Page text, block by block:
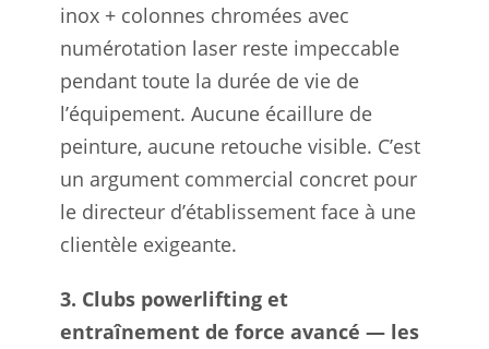
inox + colonnes chromées avec
numérotation laser reste impeccable
pendant toute la durée de vie de
l’équipement. Aucune écaillure de
peinture, aucune retouche visible. C’est
un argument commercial concret pour
le directeur d’établissement face à une
clientèle exigeante.
3. Clubs powerlifting et
entraînement de force avancé — les